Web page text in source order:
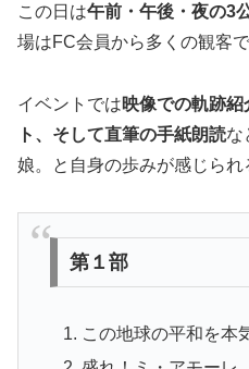
この日は午前・午後・夜の3
場はFC会員から多くの観客
イベントでは映像での軌跡
ト、そして直筆の手紙朗読な
娘。と自身の歩みが感じられ
第１部
この地球の平和を本